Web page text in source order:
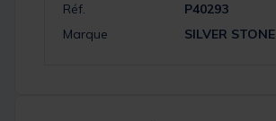
Réf.
P40293
Marque
SILVER STONE